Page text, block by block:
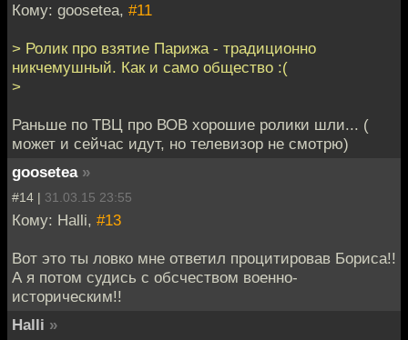
Кому: goosetea, #11
> Ролик про взятие Парижа - традиционно
никчемушный. Как и само общество :(
>
Раньше по ТВЦ про ВОВ хорошие ролики шли... (
может и сейчас идут, но телевизор не смотрю)
goosetea »
#14 | 31.03.15 23:55
Кому: Halli, #13
Вот это ты ловко мне ответил процитировав Бориса!!
А я потом судись с обсчеством военно-
историческим!!
Halli »